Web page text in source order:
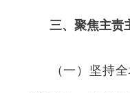
三、聚焦主责主
（一）坚持全